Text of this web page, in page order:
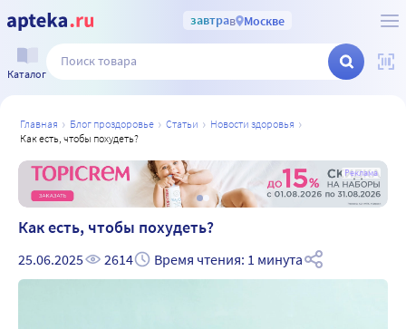
завтрав Москве
Каталог
главная блог проздоровье статьи
новости здоровья
как есть, чтобы похудеть?
Реклама
Как есть, чтобы похудеть?
25.06.2025 2614 Время чтения: 1 минута